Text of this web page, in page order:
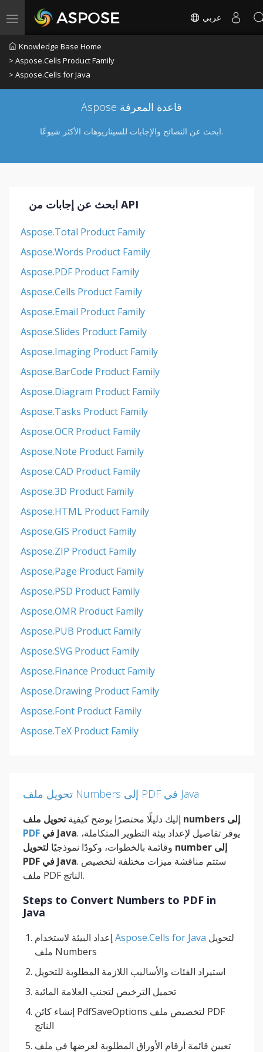
Toggle navigation عربي
Knowledge Base Home
> Aspose.Cells Product Family
> Aspose.Cells for Java
Aspose قاعدة المعرفة
ابحث عن النصائح والإجابات للسيناريوهات الأكثر شيوعًا.
ابحث عن إجابات من API
Aspose.Total Product Family
Aspose.Words Product Family
Aspose.PDF Product Family
Aspose.Cells Product Family
Aspose.Email Product Family
Aspose.Slides Product Family
Aspose.Imaging Product Family
Aspose.BarCode Product Family
Aspose.Diagram Product Family
Aspose.Tasks Product Family
Aspose.OCR Product Family
Aspose.Note Product Family
Aspose.CAD Product Family
Aspose.3D Product Family
Aspose.HTML Product Family
Aspose.GIS Product Family
Aspose.ZIP Product Family
Aspose.Page Product Family
Aspose.PSD Product Family
Aspose.OMR Product Family
Aspose.PUB Product Family
Aspose.SVG Product Family
Aspose.Finance Product Family
Aspose.Drawing Product Family
Aspose.Font Product Family
Aspose.TeX Product Family
تحويل ملف Numbers إلى PDF في Java
إليك دليلًا مختصرًا يوضح كيفية
تحويل ملف numbers إلى
PDF
في Java. يوفر تفاصيل لإعداد بيئة التطوير المتكاملة،
وقائمة بالخطوات، وكودًا نموذجيًا لتحويل number إلى
PDF في Java. ستتم مناقشة ميزات مختلفة لتخصيص
ملف PDF الناتج.
Steps to Convert Numbers to PDF in
Java
Aspose.Cells for Java
ملف Numbers
استيراد الفئات والأساليب اللازمة المطلوبة للتحويل
تحميل الترخيص لتجنب العلامة المائية
إنشاء كائن PdfSaveOptions لتخصيص ملف PDF
الناتج
تعيين قائمة أرقام الأوراق المطلوبة لعرضها في ملف